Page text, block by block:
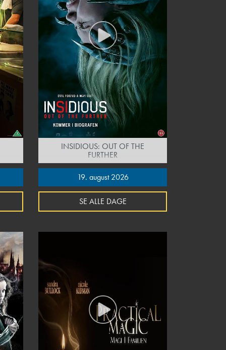
INSIDIOUS: OUT OF THE
FURTHER
19. august 2026
SE ALLE DAGE